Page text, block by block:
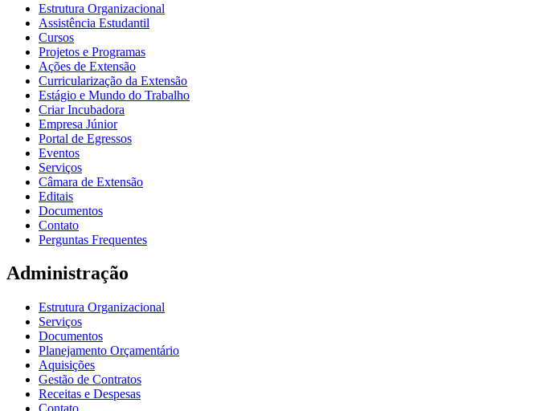
Estrutura Organizacional
Assistência Estudantil
Cursos
Projetos e Programas
Ações de Extensão
Curricularização da Extensão
Estágio e Mundo do Trabalho
Criar Incubadora
Empresa Júnior
Portal de Egressos
Eventos
Serviços
Câmara de Extensão
Editais
Documentos
Contato
Perguntas Frequentes
Administração
Estrutura Organizacional
Serviços
Documentos
Planejamento Orçamentário
Aquisições
Gestão de Contratos
Receitas e Despesas